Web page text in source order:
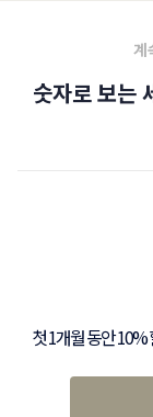
계
숫자로 보는
첫 1개월 동안